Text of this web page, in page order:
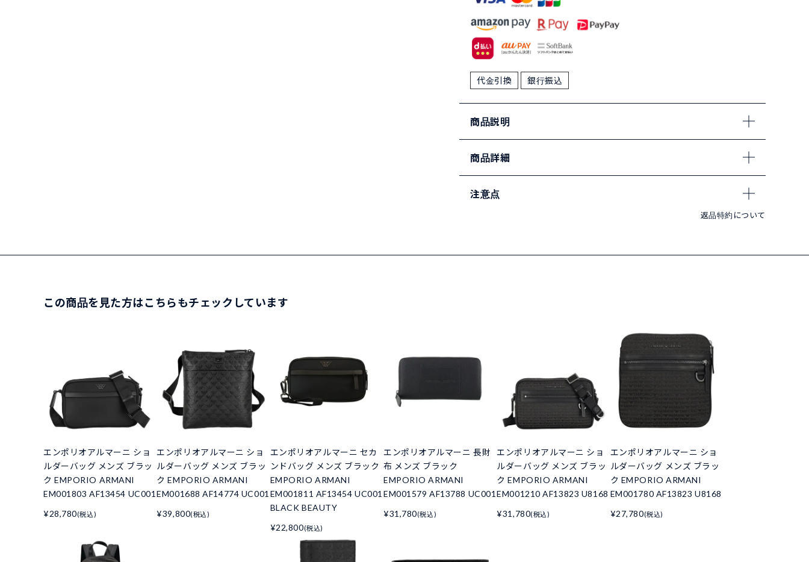
代金引換 銀行振込
商品説明
商品詳細
注意点
返品特約について
この商品を見た方はこちらもチェックしています
エンポリオアルマーニ ショ
ルダーバッグ メンズ ブラッ
ク EMPORIO ARMANI
EM001803 AF13454 UC001
¥28,780(税込)
エンポリオアルマーニ ショ
ルダーバッグ メンズ ブラッ
ク EMPORIO ARMANI
EM001688 AF14774 UC001
¥39,800(税込)
エンポリオアルマーニ セカ
ンドバッグ メンズ ブラック
EMPORIO ARMANI
EM001811 AF13454 UC001
BLACK BEAUTY
¥22,800(税込)
エンポリオアルマーニ 長財
布 メンズ ブラック
EMPORIO ARMANI
EM001579 AF13788 UC001
¥31,780(税込)
エンポリオアルマーニ ショ
ルダーバッグ メンズ ブラッ
ク EMPORIO ARMANI
EM001210 AF13823 U8168
¥31,780(税込)
エンポリオアルマーニ ショ
ルダーバッグ メンズ ブラッ
ク EMPORIO ARMANI
EM001780 AF13823 U8168
¥27,780(税込)